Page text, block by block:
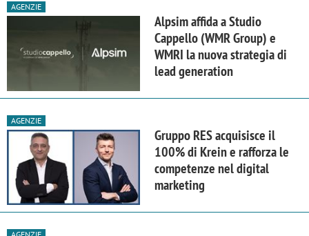
AGENZIE
Alpsim affida a Studio
Cappello (WMR Group) e
WMRI la nuova strategia di
lead generation
AGENZIE
Gruppo RES acquisisce il
100% di Krein e rafforza le
competenze nel digital
marketing